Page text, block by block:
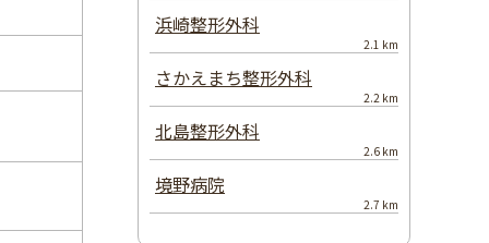
浜崎整形外科
2.1 km
さかえまち整形外科
2.2 km
北島整形外科
2.6 km
境野病院
2.7 km